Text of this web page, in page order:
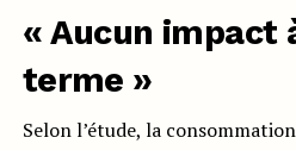
« Aucun impact
terme »
Selon l’étude, la